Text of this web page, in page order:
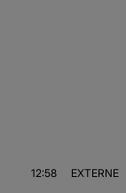
12:58 EXTERNE